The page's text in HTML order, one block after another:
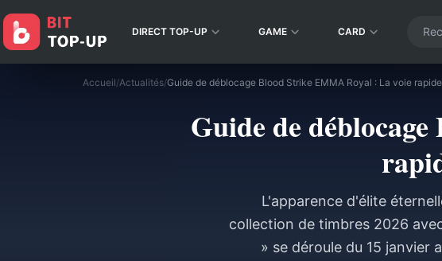
DIRECT TOP-UP GAME CARD
Accueil/Actualités/
Guide de
L'apparence d'élite
collection de timbres 2026
» se déroule du 15 janvier